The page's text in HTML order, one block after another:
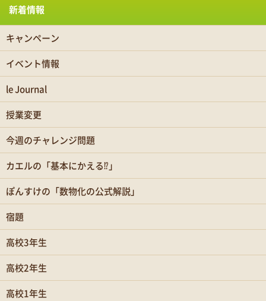
新着情報
キャンペーン
イベント情報
le Journal
授業変更
今週のチャレンジ問題
カエルの「基本にかえる⁉」
ぽんすけの「数物化の公式解説」
宿題
高校3年生
高校2年生
高校1年生